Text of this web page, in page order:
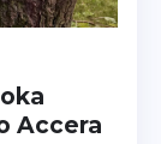
Accera